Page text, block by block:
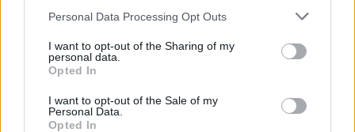
Personal Data Processing Opt Outs
I want to opt-out of the Sharing of my
personal data.
Opted In
I want to opt-out of the Sale of my
Personal Data.
Opted In
nebudou tolerovány.
Luboš Pavlovič: Veřejnost může do poloviny srpna
připomínkovat plavební kanál u Přelouče
3.8.2026
Diskuse: 16